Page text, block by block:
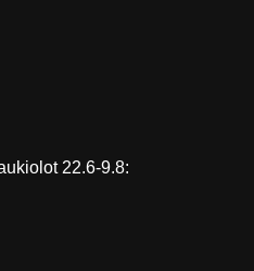
22.6-9.8: